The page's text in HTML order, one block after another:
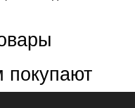
покупают